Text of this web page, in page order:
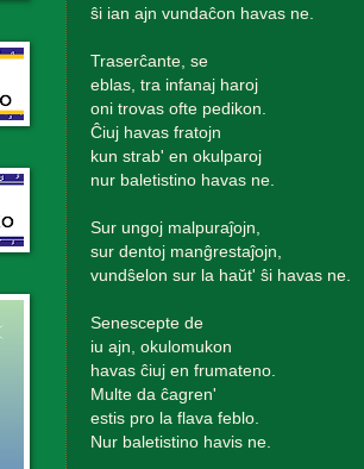
ŝi ian ajn vundaĉon havas ne.
Traserĉante, se
eblas, tra infanaj haroj
oni trovas ofte pedikon.
Ĉiuj havas fratojn
kun strab' en okulparoj
nur baletistino havas ne.
Sur ungoj malpuraĵojn,
sur dentoj manĝrestaĵojn,
vundŝelon sur la haŭt' ŝi havas ne.
Senescepte de
iu ajn, okulomukon
havas ĉiuj en frumateno.
Multe da ĉagren'
estis pro la flava feblo.
Nur baletistino havis ne.